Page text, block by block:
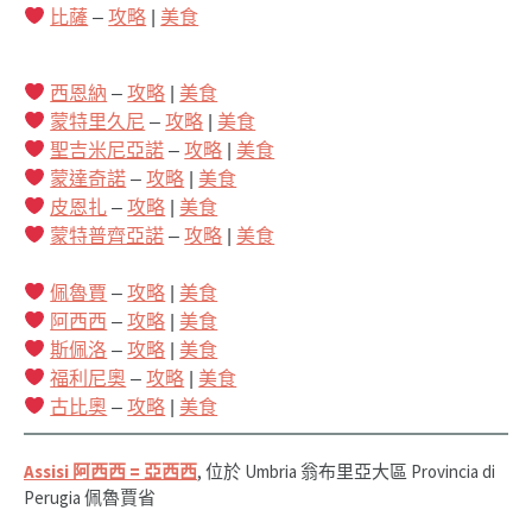
比薩 –攻略 美食
西恩納 –攻略
美食
蒙特里久尼 –攻略
美食
聖吉米尼亞諾 –攻略
美食
蒙達奇諾 –攻略
美食
皮恩扎 –攻略
美食
蒙特普齊亞諾 –攻略 美食
佩魯賈 –攻略
美食
阿西西 –攻略
美食
斯佩洛 –攻略
美食
福利尼奧 –攻略
美食
古比奧 –攻略 美食
Assisi 阿西西 = 亞西西, 位於 Umbria 翁布里亞大區 Provincia di
Perugia 佩魯賈省